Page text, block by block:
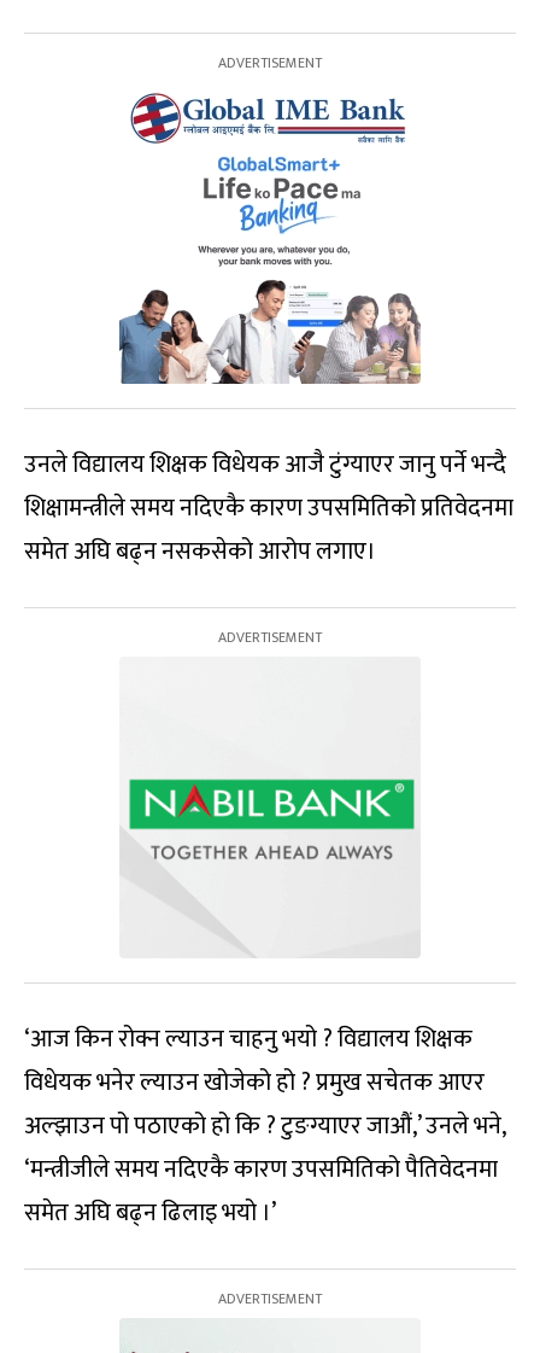
उनले विद्यालय शिक्षक विधेयक आजै टुंग्याएर जानु पर्ने भन्‍दै
शिक्षामन्त्रीले समय नदिएकै कारण उपसमितिको प्रतिवेदनमा
समेत अघि बढ्न नसकसेको आरोप लगाए।
‘आज किन रोक्न ल्याउन चाहनु भयो ? विद्यालय शिक्षक
विधेयक भनेर ल्याउन खोजेको हो ? प्रमुख सचेतक आएर
अल्झाउन पो पठाएको हो कि ? टुङग्याएर जाऔं,’ उनले भने,
‘मन्त्रीजीले समय नदिएकै कारण उपसमितिको पैतिवेदनमा
समेत अघि बढ्न ढिलाइ भयो ।’